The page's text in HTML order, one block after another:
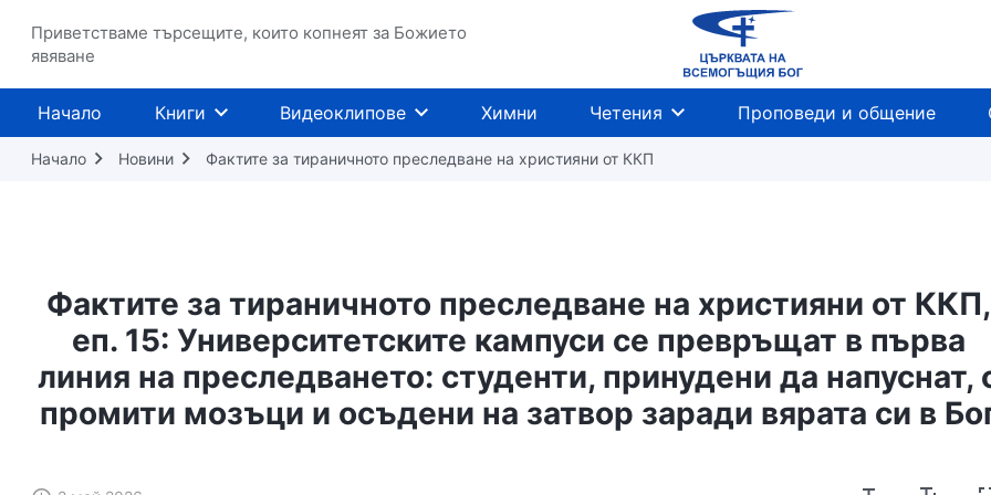
Приветстваме търсещите, които копнеят за Божието
явяване
Начало Книги Видеоклипове Химни Четения Проповеди и общение
Начало Новини Фактите за тираничното преследване на християни от ККП
Фактите за тираничното преследване на християни от ККП,
еп. 15: Университетските кампуси се превръщат в първа
линия на преследването: студенти, принудени да напуснат,
промити мозъци и осъдени на затвор заради вярата си в